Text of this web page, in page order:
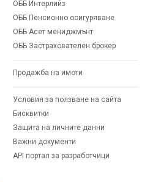
ОББ Интерлийз
ОББ Пенсионно осигуряване
ОББ Асет мениджмънт
ОББ Застрахователен брокер
Продажба на имоти
Условия за ползване на сайта
Бисквитки
Защита на личните данни
Важни документи
API портал за разработчици